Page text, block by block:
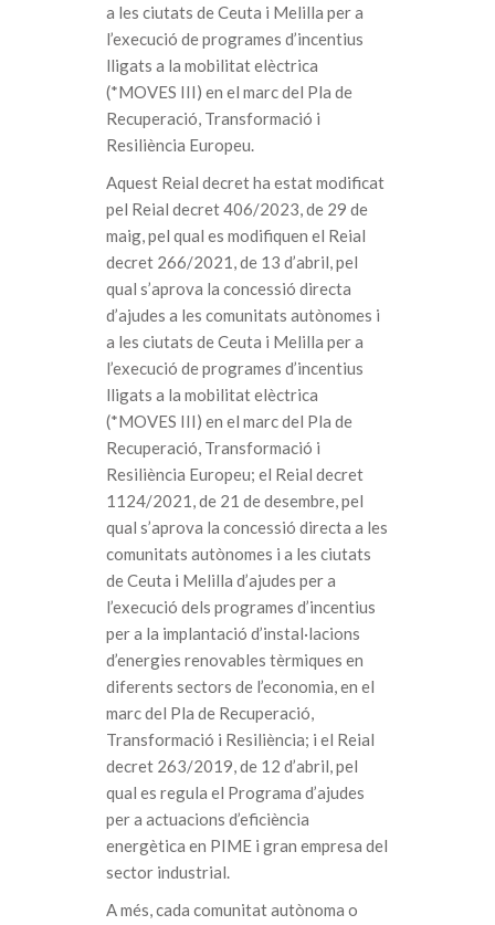
a les ciutats de Ceuta i Melilla per a
l’execució de programes d’incentius
lligats a la mobilitat elèctrica
(*MOVES III) en el marc del Pla de
Recuperació, Transformació i
Resiliència Europeu.
Aquest Reial decret ha estat modificat
pel Reial decret 406/2023, de 29 de
maig, pel qual es modifiquen el Reial
decret 266/2021, de 13 d’abril, pel
qual s’aprova la concessió directa
d’ajudes a les comunitats autònomes i
a les ciutats de Ceuta i Melilla per a
l’execució de programes d’incentius
lligats a la mobilitat elèctrica
(*MOVES III) en el marc del Pla de
Recuperació, Transformació i
Resiliència Europeu; el Reial decret
1124/2021, de 21 de desembre, pel
qual s’aprova la concessió directa a les
comunitats autònomes i a les ciutats
de Ceuta i Melilla d’ajudes per a
l’execució dels programes d’incentius
per a la implantació d’instal·lacions
d’energies renovables tèrmiques en
diferents sectors de l’economia, en el
marc del Pla de Recuperació,
Transformació i Resiliència; i el Reial
decret 263/2019, de 12 d’abril, pel
qual es regula el Programa d’ajudes
per a actuacions d’eficiència
energètica en PIME i gran empresa del
sector industrial.
A més, cada comunitat autònoma o